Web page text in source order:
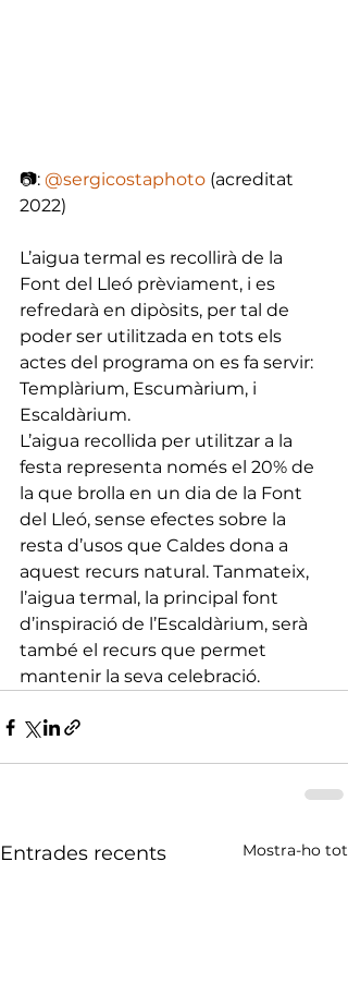
📷: @sergicostaphoto (acreditat
2022)
L’aigua termal es recollirà de la
Font del Lleó prèviament, i es
refredarà en dipòsits, per tal de
poder ser utilitzada en tots els
actes del programa on es fa servir:
Templàrium, Escumàrium, i
Escaldàrium.
L’aigua recollida per utilitzar a la
festa representa només el 20% de
la que brolla en un dia de la Font
del Lleó, sense efectes sobre la
resta d’usos que Caldes dona a
aquest recurs natural. Tanmateix,
l’aigua termal, la principal font
d’inspiració de l’Escaldàrium, serà
també el recurs que permet
mantenir la seva celebració.
Entrades recents Mostra-ho tot